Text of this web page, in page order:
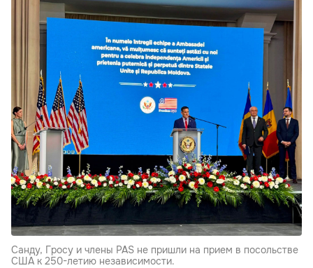
Санду, Гросу и члены PAS не пришли на прием в посольстве
США к 250-летию независимости.